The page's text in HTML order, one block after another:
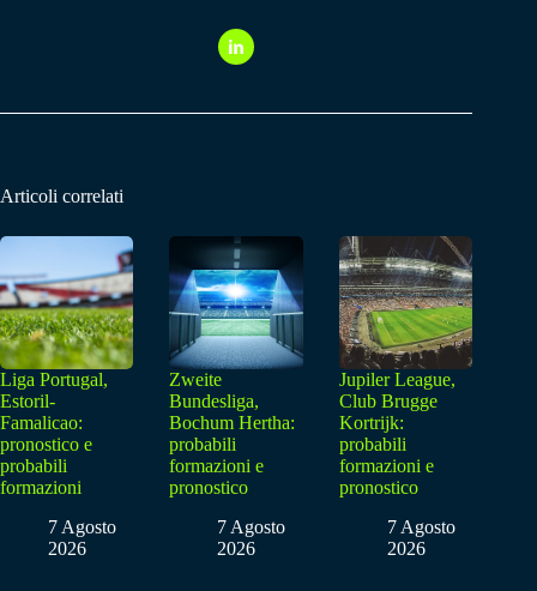
Articoli correlati
Liga Portugal,
Estoril-
Famalicao:
pronostico e
probabili
formazioni
7 Agosto
2026
Zweite
Bundesliga,
Bochum Hertha:
probabili
formazioni e
pronostico
7 Agosto
2026
Jupiler League,
Club Brugge
Kortrijk:
probabili
formazioni e
pronostico
7 Agosto
2026